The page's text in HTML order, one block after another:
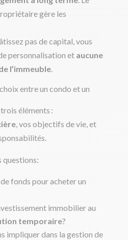
gère les
pas de capital, vous
personnalisation et aucune
l’immeuble.
entre un condo et un
éléments :
, vos objectifs de vie, et
questions:
fonds pour acheter un
immobilier au
temporaire?
impliquer dans la gestion de